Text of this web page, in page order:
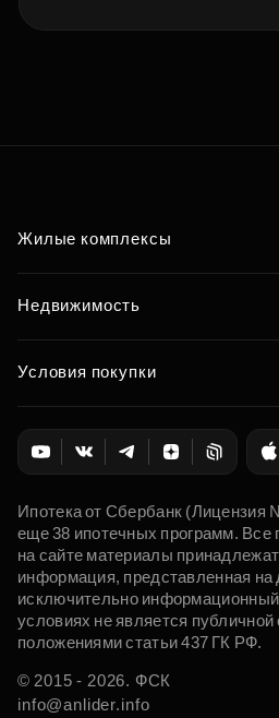
Жилые комплексы
Недвижимость
Условия покупки
Ипотека от Сбербанк (Лицензия
еще 38 ипотечных программ. Все
на сайте материалы
информация, представленная на
исключительно информационный
условиях не является
положениями статьи 437 ГК РФ.
© 2015 - 2026. ФСК
info@anlider.info